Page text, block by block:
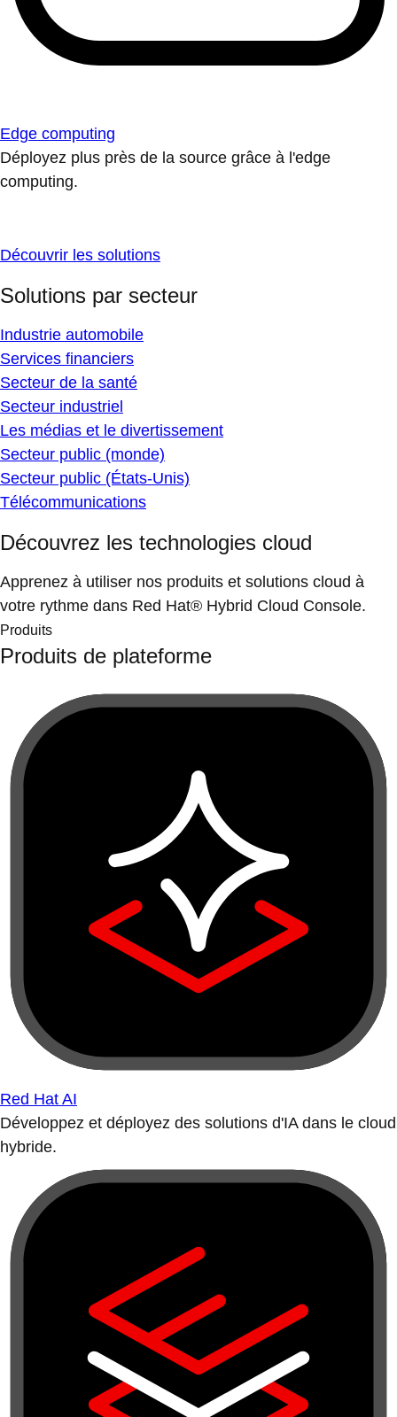
Edge computing
Déployez plus près de la source grâce à l'edge
computing.
Découvrir les solutions
Solutions par secteur
Industrie automobile
Services financiers
Secteur de la santé
Secteur industriel
Les médias et le divertissement
Secteur public (monde)
Secteur public (États-Unis)
Télécommunications
Découvrez les technologies cloud
Apprenez à utiliser nos produits et solutions cloud à
votre rythme dans Red Hat® Hybrid Cloud Console.
Produits
Produits de plateforme
Red Hat AI
Développez et déployez des solutions d'IA dans le cloud
hybride.